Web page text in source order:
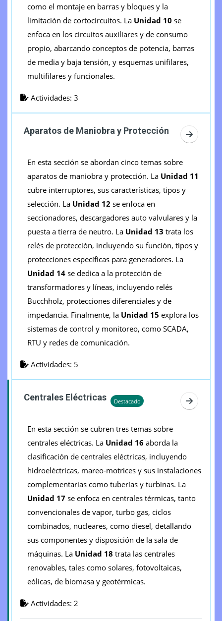
como el montaje en barras y bloques y la
limitación de cortocircuitos. La Unidad 10 se
enfoca en los circuitos auxiliares y de consumo
propio, abarcando conceptos de potencia, barras
de media y baja tensión, y esquemas unifilares,
multifilares y funcionales.
Actividades: 3
Aparatos de Maniobra y Protección
Ir a
En esta sección se abordan cinco temas sobre
aparatos de maniobra y protección. La Unidad 11
cubre interruptores, sus características, tipos y
selección. La Unidad 12 se enfoca en
seccionadores, descargadores auto valvulares y la
puesta a tierra de neutro. La Unidad 13 trata los
relés de protección, incluyendo su función, tipos y
protecciones específicas para generadores. La
Unidad 14 se dedica a la protección de
transformadores y líneas, incluyendo relés
Bucchholz, protecciones diferenciales y de
impedancia. Finalmente, la Unidad 15 explora los
sistemas de control y monitoreo, como SCADA,
RTU y redes de comunicación.
Actividades: 5
Centrales Eléctricas Destacado Ir a
En esta sección se cubren tres temas sobre
centrales eléctricas. La Unidad 16 aborda la
clasificación de centrales eléctricas, incluyendo
hidroeléctricas, mareo-motrices y sus instalaciones
complementarias como tuberías y turbinas. La
Unidad 17 se enfoca en centrales térmicas, tanto
convencionales de vapor, turbo gas, ciclos
combinados, nucleares, como diesel, detallando
sus componentes y disposición de la sala de
máquinas. La Unidad 18 trata las centrales
renovables, tales como solares, fotovoltaicas,
eólicas, de biomasa y geotérmicas.
Actividades: 2